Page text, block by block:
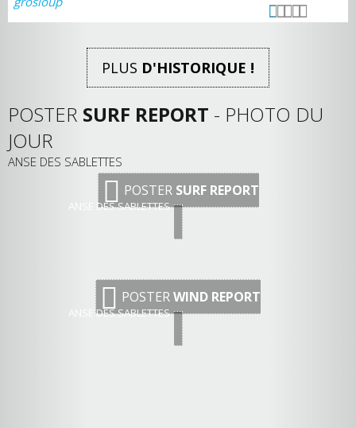
PLUS D'HISTORIQUE !
POSTER SURF REPORT - PHOTO DU
JOUR
ANSE DES SABLETTES
POSTER SURF REPORT
ANSE DES SABLETTES
POSTERWIND REPORT
ANSE DES SABLETTES